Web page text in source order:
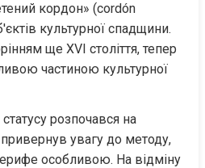
кордон» (cordón
культурної спадщини.
ще XVI століття, тепер
частиною культурної
розпочався на
увагу до методу,
особливою. На відміну